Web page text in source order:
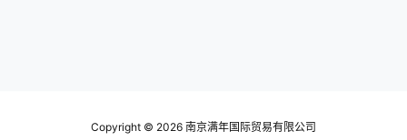
Copyright © 2026 南京满年国际贸易有限公司